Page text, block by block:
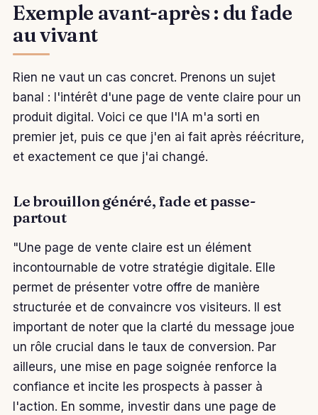
Exemple avant-après : du fade
au vivant
Rien ne vaut un cas concret. Prenons un sujet
banal : l'intérêt d'une page de vente claire pour un
produit digital. Voici ce que l'IA m'a sorti en
premier jet, puis ce que j'en ai fait après réécriture,
et exactement ce que j'ai changé.
Le brouillon généré, fade et passe-
partout
"Une page de vente claire est un élément
incontournable de votre stratégie digitale. Elle
permet de présenter votre offre de manière
structurée et de convaincre vos visiteurs. Il est
important de noter que la clarté du message joue
un rôle crucial dans le taux de conversion. Par
ailleurs, une mise en page soignée renforce la
confiance et incite les prospects à passer à
l'action. En somme, investir dans une page de